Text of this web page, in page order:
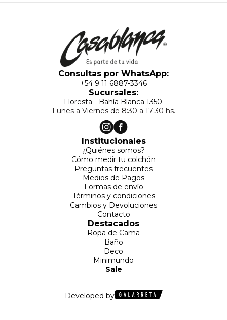
Consultas por WhatsApp:
+54 9 11 6887-3346
Sucursales:
Floresta - Bahía Blanca 1350.
Lunes a Viernes de 8:30 a 17:30 hs.
Institucionales
¿Quiénes somos?
Cómo medir tu colchón
Preguntas frecuentes
Medios de Pagos
Formas de envío
Términos y condiciones
Cambios y Devoluciones
Contacto
Destacados
Ropa de Cama
Baño
Deco
Minimundo
Sale
Developed by